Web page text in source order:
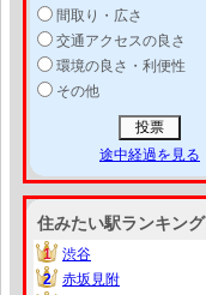
間取り・広さ
交通アクセスの良さ
環境の良さ・利便性
その他
途中経過を見る
住みたい駅ランキング
1
1
渋谷
2
2
赤坂見附